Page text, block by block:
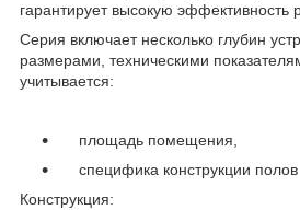
гарантирует высокую эффективность
Серия включает несколько глубин
размерами, техническими
учитывается:
площадь помещения,
специфика конструкции полов
Конструкция: